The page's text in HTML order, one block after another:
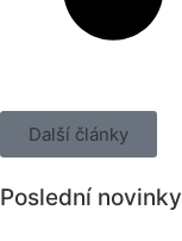
Další články
Poslední novinky